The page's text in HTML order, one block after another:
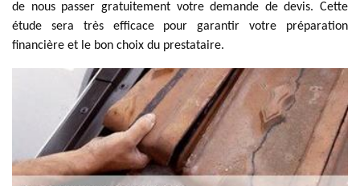
de nous passer gratuitement votre demande de devis. Cette
étude sera très efficace pour garantir votre préparation
financière et le bon choix du prestataire.